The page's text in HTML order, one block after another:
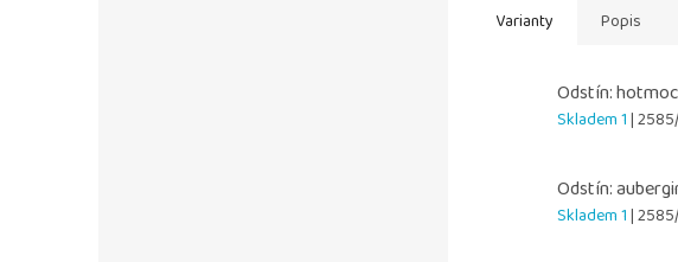
Varianty Popis
Odstín:
Skladem 1|
Odstín:
Skladem 1|